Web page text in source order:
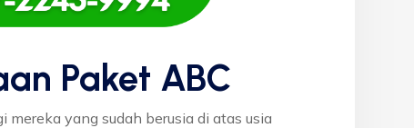
Paket ABC
mereka yang sudah berusia di atas usia